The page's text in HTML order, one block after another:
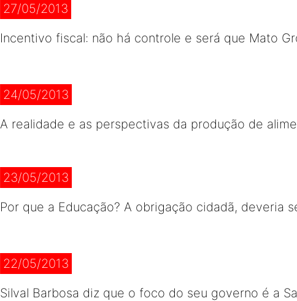
27/05/2013
Incentivo fiscal: não há controle e será que Mato
24/05/2013
A realidade e as perspectivas da produção de
23/05/2013
Por que a Educação? A obrigação cidadã, deveria
22/05/2013
Silval Barbosa diz que o foco do seu governo é a